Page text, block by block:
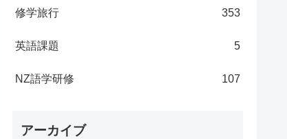
修学旅行 353
英語課題 5
NZ語学研修 107
アーカイブ